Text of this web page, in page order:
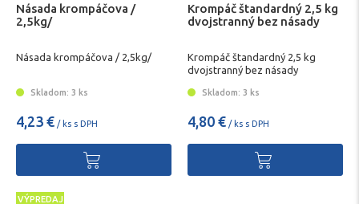
Násada krompáčova /
2,5kg/
Násada krompáčova / 2,5kg/
Skladom: 3 ks
4,23 € / ks s DPH
Krompáč štandardný 2,5 kg
dvojstranný bez násady
Krompáč štandardný 2,5 kg
dvojstranný bez násady
Skladom: 3 ks
4,80 € / ks s DPH
VÝPREDAJ